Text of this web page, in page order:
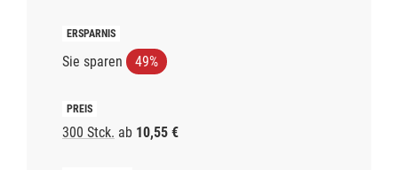
Sie sparen 49%
300 Stck. ab 10,55 €